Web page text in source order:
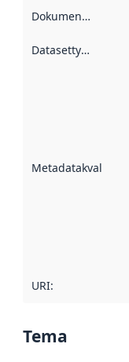
Dokumentasjon
Datasettype
Metadatakvalitet
URI:
Tema